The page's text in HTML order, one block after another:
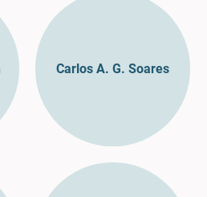
Carlos A. G. Soares